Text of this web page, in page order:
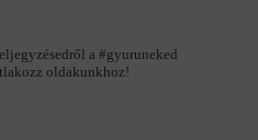
a #gyuruneked
oldakunkhoz!